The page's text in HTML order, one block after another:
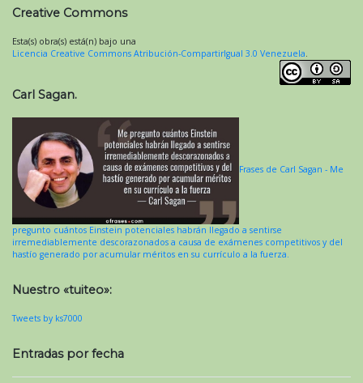
Creative Commons
Esta(s) obra(s) está(n) bajo una
Licencia Creative Commons Atribución-CompartirIgual 3.0 Venezuela
Carl Sagan.
Frases de Carl Sagan - Me
pregunto cuántos Einstein potenciales habrán llegado a sentirse
irremediablemente descorazonados a causa de exámenes competitivos y del
hastío generado por acumular méritos en su currículo a la fuerza.
Nuestro «tuiteo»:
Tweets by ks7000
Entradas por fecha